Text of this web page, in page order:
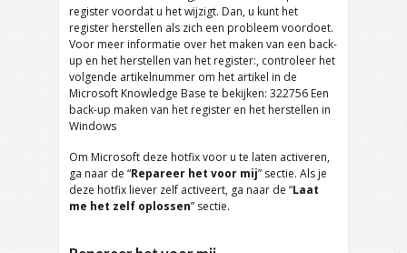
register voordat u het wijzigt. Dan, u kunt het
register herstellen als zich een probleem voordoet.
Voor meer informatie over het maken van een back-
up en het herstellen van het register:, controleer het
volgende artikelnummer om het artikel in de
Microsoft Knowledge Base te bekijken: 322756 Een
back-up maken van het register en het herstellen in
Windows
Om Microsoft deze hotfix voor u te laten activeren,
ga naar de “Repareer het voor mij” sectie. Als je
deze hotfix liever zelf activeert, ga naar de “Laat
me het zelf oplossen” sectie.